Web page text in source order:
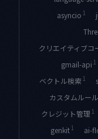
asyncio 1
クリエイティブコ
gmail-api 1
ベクトル検索 1
カスタムルール
クレジット管理 1
genkit 1 ai-